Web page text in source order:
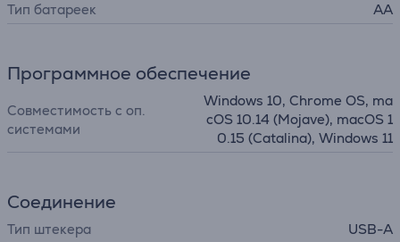
Тип батареек
AA
Программное обеспечение
Совместимость с оп.
системами
Windows 10, Chrome OS, ma
cOS 10.14 (Mojave), macOS 1
0.15 (Catalina), Windows 11
Соединение
Тип штекера USB-A